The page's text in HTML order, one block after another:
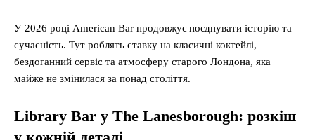
У 2026 році American Bar продовжує поєднувати історію та
сучасність. Тут роблять ставку на класичні коктейлі,
бездоганний сервіс та атмосферу старого Лондона, яка
майже не змінилася за понад століття.
Library Bar у The Lanesborough: розкіш